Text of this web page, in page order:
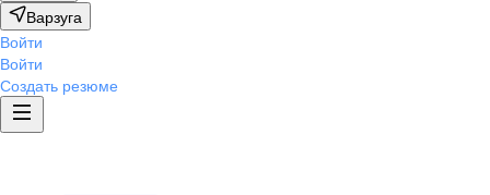
Варзуга
Войти
Войти
Создать резюме